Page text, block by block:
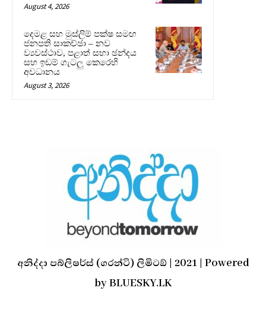
August 4, 2026
දෙමළ සහ මුස්ලිම් පක්ෂ සමඟ
ජනපති සාකච්ඡා – නව
ව්‍යවස්ථාව, පළාත් සභා ඡන්දය
සහ ඉඩම් ගැටලු කෙරෙහි
අවධානය
August 3, 2026
අනිද්දා පබ්ලිෂර්ස් (ගරන්ටි) ලිමිටඞ් | 2021 | Powered
by BLUESKY.LK